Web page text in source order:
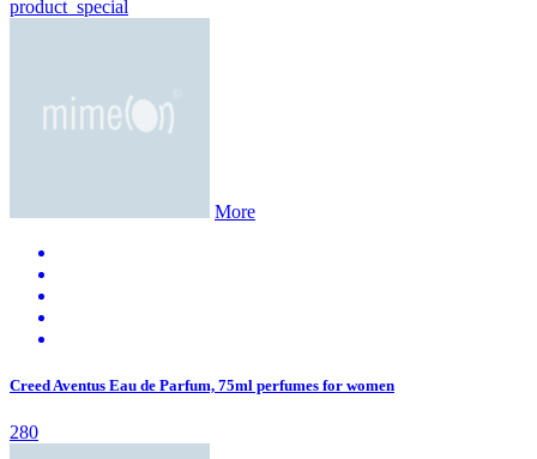
product_special
More
Creed Aventus Eau de Parfum, 75ml perfumes for women
280